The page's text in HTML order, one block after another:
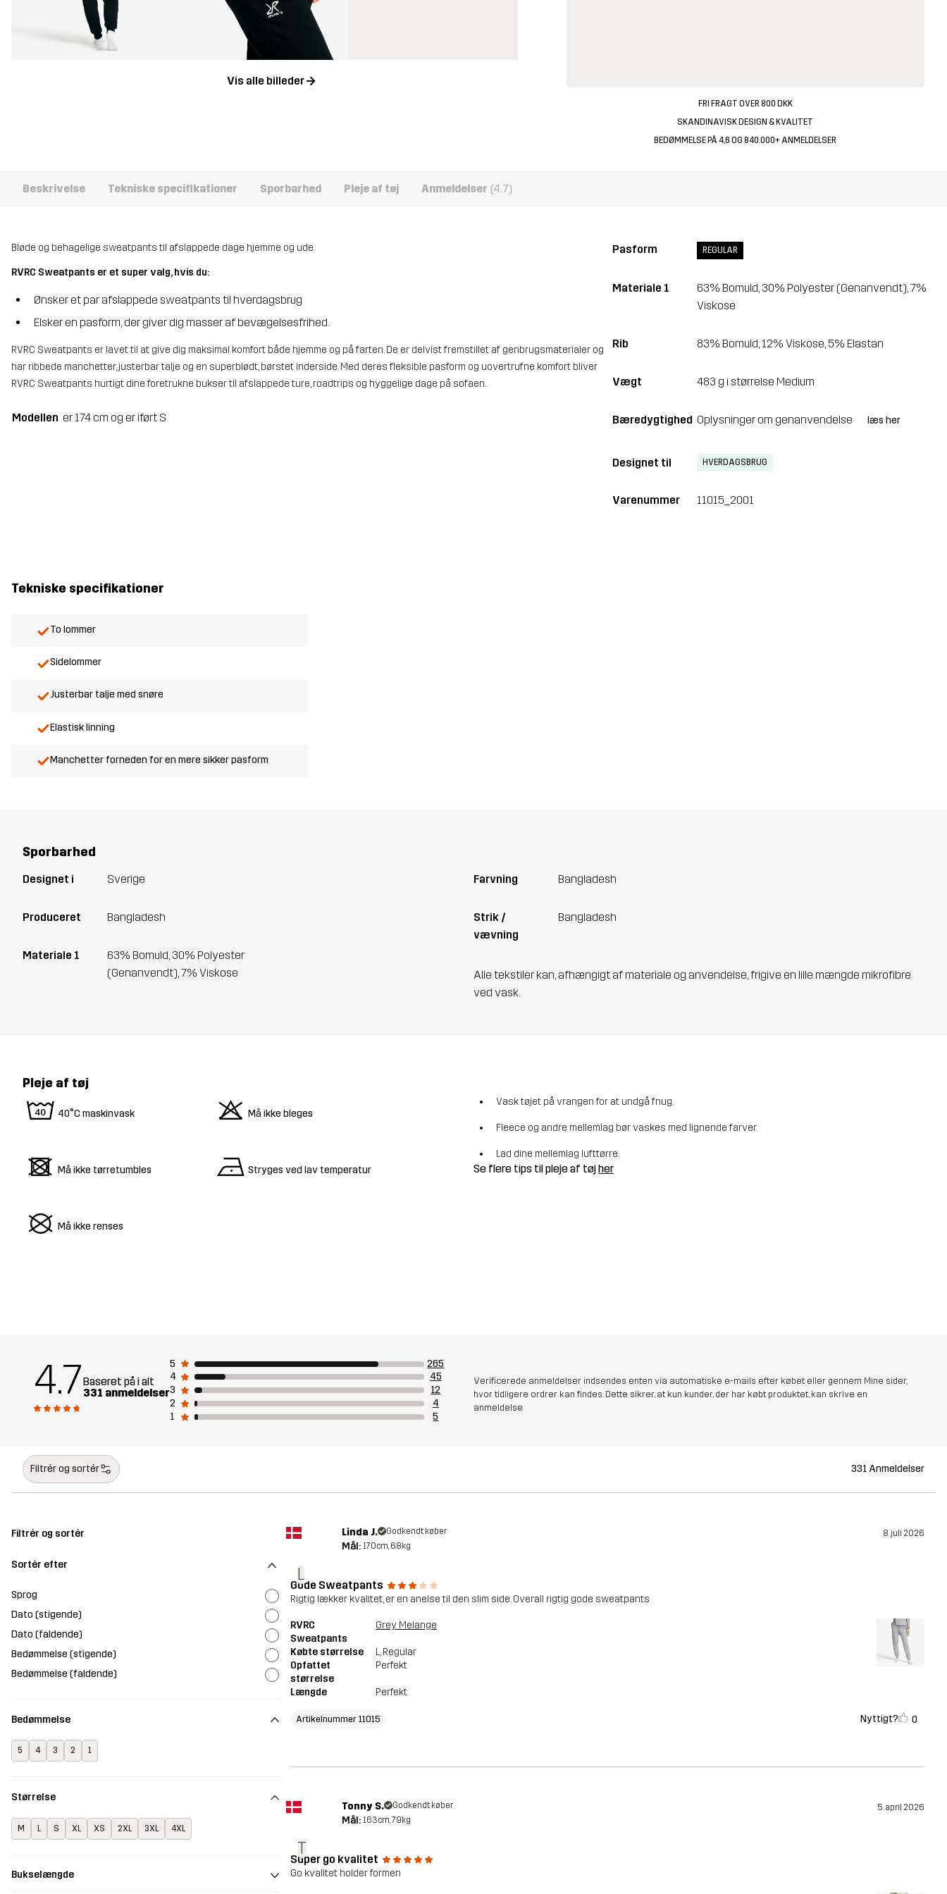
Vis alle billeder
FRI FRAGT OVER 800 DKK
SKANDINAVISK DESIGN & KVALITET
BEDØMMELSE PÅ 4,6 OG 840.000+ ANMELDELSER
Beskrivelse Tekniske specifikationer Sporbarhed Pleje af tøj Anmeldelser (4.7)
Bløde og behagelige sweatpants til afslappede dage hjemme og ude.
RVRC Sweatpants er et super valg, hvis du:
Ønsker et par afslappede sweatpants til hverdagsbrug
Elsker en pasform, der giver dig masser af bevægelsesfrihed.
RVRC Sweatpants er lavet til at give dig maksimal komfort både hjemme og på farten. De er delvist fremstillet af genbrugsmaterialer og
har ribbede manchetter, justerbar talje og en superblødt, børstet inderside. Med deres fleksible pasform og uovertrufne komfort bliver
RVRC Sweatpants hurtigt dine foretrukne bukser til afslappede ture, roadtrips og hyggelige dage på sofaen.
Modellen er 174 cm og er iført S
Pasform REGULAR
Materiale 1
63% Bomuld, 30% Polyester (Genanvendt), 7%
Viskose
Rib 83% Bomuld, 12% Viskose, 5% Elastan
Vægt 483 g i størrelse Medium
Bæredygtighed Oplysninger om genanvendelse læs her
Designet til HVERDAGSBRUG
Varenummer 11015_2001
Tekniske specifikationer
To lommer
Sidelommer
Justerbar talje med snøre
Elastisk linning
Manchetter forneden for en mere sikker pasform
Sporbarhed
Designet i Sverige
Produceret Bangladesh
Materiale 1
63% Bomuld, 30% Polyester
(Genanvendt), 7% Viskose
Farvning Bangladesh
Strik /
vævning
Bangladesh
Alle tekstiler kan, afhængigt af materiale og anvendelse, frigive en lille mængde mikrofibre
ved vask.
Pleje af tøj
8 40°C maskinvask o Må ikke bleges
d Må ikke tørretumbles n Stryges ved lav temperatur
U Må ikke renses
Vask tøjet på vrangen for at undgå fnug.
Fleece og andre mellemlag bør vaskes med lignende farver.
Lad dine mellemlag lufttørre.
Se flere tips til pleje af tøjher
4.7Baseret på i alt
331 anmeldelser
5
265
4
45
3
12
2
4
1
5
Verificerede anmeldelser indsendes enten via automatiske e-mails efter købet eller gennem Mine sider,
hvor tidligere ordrer kan findes. Dette sikrer, at kun kunder, der har købt produktet, kan skrive en
anmeldelse
Filtrér og sortér 331 Anmeldelser
Filtrér og sortér
Sortér efter
Sprog
Dato (stigende)
Dato (faldende)
Bedømmelse (stigende)
Bedømmelse (faldende)
Bedømmelse
5 4 3 2 1
Størrelse
M L S XL XS 2XL 3XL 4XL
Bukselængde
L
Linda J. Godkendt køber 8. juli 2026
Mål: 170cm, 68kg
Gode Sweatpants
Rigtig lækker kvalitet, er en anelse til den slim side. Overall rigtig gode sweatpants
RVRC
Sweatpants
Grey Melange
Købte størrelse L, Regular
Opfattet
størrelse
Perfekt
Længde Perfekt
Artikelnummer 11015 Nyttigt? 0
T
Tonny S. Godkendt køber 5. april 2026
Mål: 163cm, 79kg
Super go kvalitet
Go kvalitet holder formen